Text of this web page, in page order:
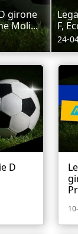
girone
Moli...
F,
24-
D